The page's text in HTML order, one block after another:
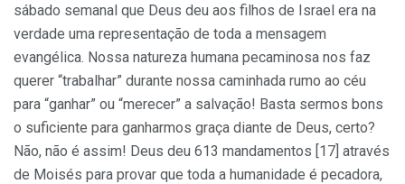
sábado semanal que Deus deu aos filhos de Israel era na
verdade uma representação de toda a mensagem
evangélica. Nossa natureza humana pecaminosa nos faz
querer “trabalhar” durante nossa caminhada rumo ao céu
para “ganhar” ou “merecer” a salvação! Basta sermos bons
o suficiente para ganharmos graça diante de Deus, certo?
Não, não é assim! Deus deu 613 mandamentos [17] através
de Moisés para provar que toda a humanidade é pecadora,